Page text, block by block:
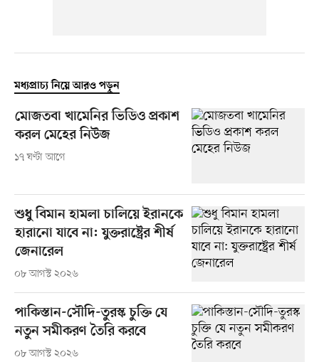
মধ্যপ্রাচ্য নিয়ে আরও পড়ুন
মোজতবা খামেনির ভিডিও প্রকাশ
করল মেহের নিউজ
১৭ ঘণ্টা আগে
শুধু বিমান হামলা চালিয়ে ইরানকে
হারানো যাবে না: যুক্তরাষ্ট্রের শীর্ষ
জেনারেল
০৮ আগস্ট ২০২৬
পাকিস্তান-সৌদি-তুরস্ক চুক্তি যে
নতুন সমীকরণ তৈরি করবে
০৮ আগস্ট ২০২৬